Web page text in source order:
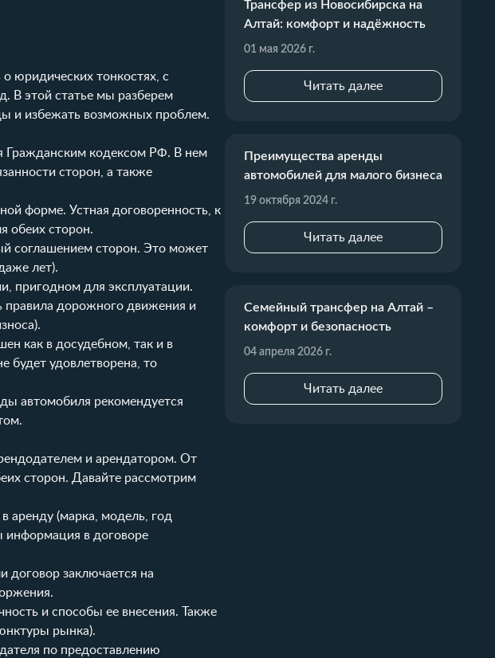
юридических тонкостях, с
В этой статье мы разберем
и избежать возможных проблем.
Гражданским кодексом РФ. В нем
сторон, а также
форме. Устная договоренность, к
обеих сторон.
соглашением сторон. Это может
лет).
пригодном для эксплуатации.
правила дорожного движения и
как в досудебном, так и в
будет удовлетворена, то
автомобиля рекомендуется
и арендатором. От
сторон. Давайте рассмотрим
аренду (марка, модель, год
информация в договоре
договор заключается на
и способы ее внесения. Также
рынка).
по предоставлению
Трансфер из Новосибирска на
Алтай: комфорт и надёжность
01 мая 2026 г.
Читать далее
Преимущества аренды
автомобилей для малого бизнеса
19 октября 2024 г.
Читать далее
Семейный трансфер на Алтай –
комфорт и безопасность
04 апреля 2026 г.
Читать далее